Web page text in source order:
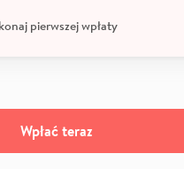
pierwszej wpłaty
Wpłać teraz